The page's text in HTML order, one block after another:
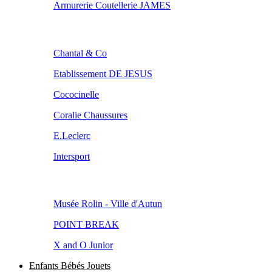
Armurerie Coutellerie JAMES
Chantal & Co
Etablissement DE JESUS
Cococinelle
Coralie Chaussures
E.Leclerc
Intersport
Musée Rolin - Ville d'Autun
POINT BREAK
X and O Junior
Enfants Bébés Jouets